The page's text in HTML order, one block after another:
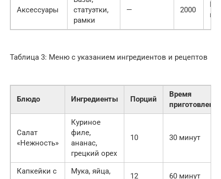
Аксессуары
статуэтки,
рамки
— 2000
Таблица 3: Меню с указанием ингредиентов и рецептов
Блюдо Ингредиенты Порций
Время
приготовления
Салат
«Нежность»
Куриное
филе,
ананас,
грецкий орех
10 30 минут
Капкейки с
Мука, яйца,
12 60 минут